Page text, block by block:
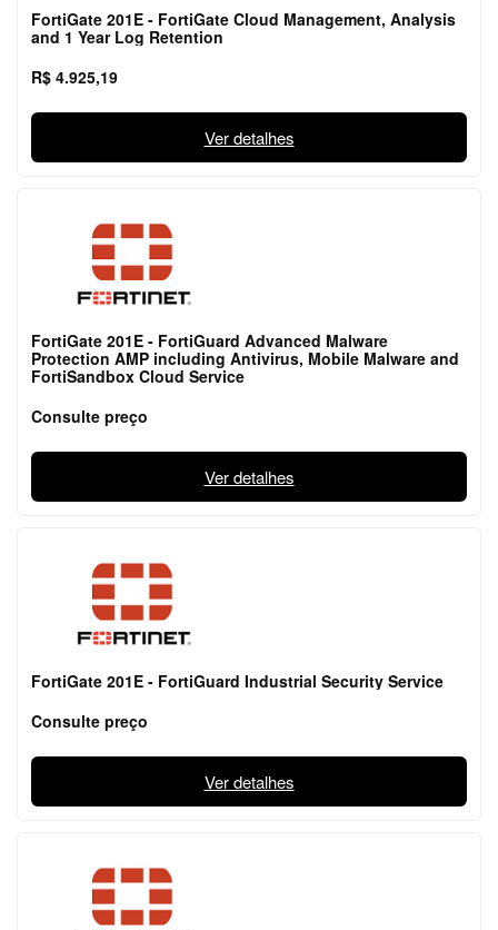
FortiGate 201E - FortiGate Cloud Management, Analysis
and 1 Year Log Retention
R$ 4.925,19
Ver detalhes
FortiGate 201E - FortiGuard Advanced Malware
Protection AMP including Antivirus, Mobile Malware and
FortiSandbox Cloud Service
Consulte preço
Ver detalhes
FortiGate 201E - FortiGuard Industrial Security Service
Consulte preço
Ver detalhes